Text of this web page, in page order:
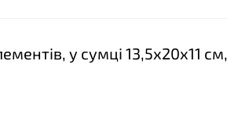
у сумці 13,5х20х11